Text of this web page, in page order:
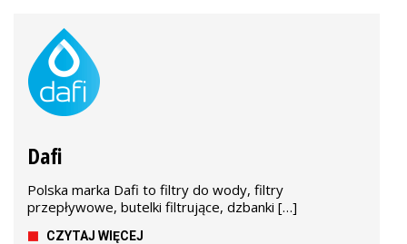
Dafi
Polska marka Dafi to filtry do wody, filtry
przepływowe, butelki filtrujące, dzbanki […]
CZYTAJ WIĘCEJ